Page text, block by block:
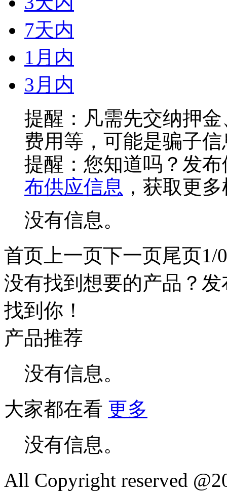
7天内
1月内
3月内
提醒：凡需先交纳押
费用等，可能是骗子
提醒：您知道吗？发
布供应信息 ，获取更
没有信息。
首页 上一页下一页尾页1/
没有找到想要的产品？
找到你！
产品推荐
没有信息。
大家都在看 更多
没有信息。
All Copyright reserved